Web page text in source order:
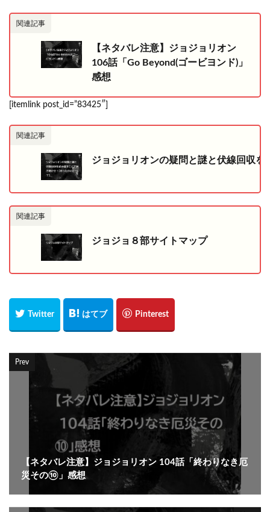
関連記事
【ネタバレ注意】ジョジョリオン
106話「Go Beyond(ゴービヨンド)」
感想
[itemlink post_id=”83425″]
関連記事
ジョジョリオンの疑問と謎と伏線回収
関連記事
ジョジョ８部サイトマップ
Prev
【ネタバレ注意】ジョジョリオン 104話「終わりなき厄
災その⑩」感想